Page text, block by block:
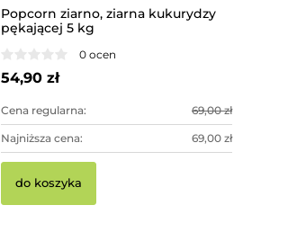
Popcorn ziarno, ziarna kukurydzy
pękającej 5 kg
0 ocen
54,90 zł
Cena regularna: 69,00 zł
Najniższa cena: 69,00 zł
do koszyka